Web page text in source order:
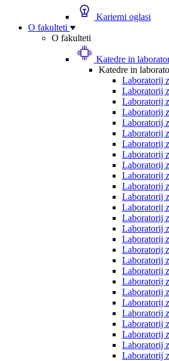
Karierni oglasi
O fakulteti
O fakulteti
Katedre in
Katedre in
Laboratorij
Laboratorij
Laboratorij
Laboratorij
Laboratorij
Laboratorij
Laboratorij
Laboratorij
Laboratorij
Laboratorij
Laboratorij
Laboratorij
Laboratorij
Laboratorij
Laboratorij
Laboratorij
Laboratorij
Laboratorij
Laboratorij
Laboratorij
Laboratorij
Laboratorij
Laboratorij
Laboratorij
Laboratorij
Laboratorij
Laboratorij